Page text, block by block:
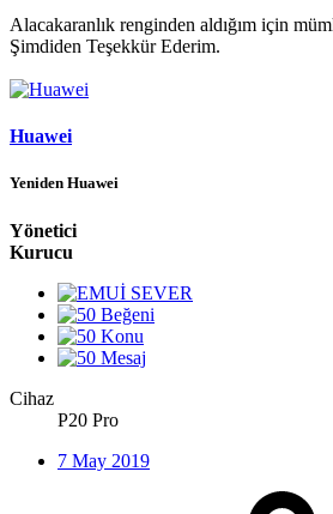
Alacakaranlık renginden aldığım için
Şimdiden Teşekkür Ederim.
Huawei
Yeniden Huawei
Yönetici
Kurucu
Cihaz
P20 Pro
7 May 2019